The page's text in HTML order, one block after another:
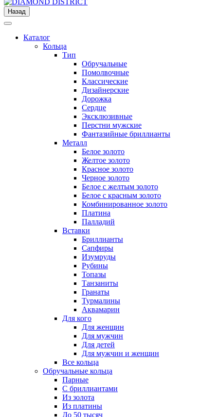
Назад
Каталог
Кольца
Тип
Обручальные
Помолвочные
Классические
Дизайнерские
Дорожка
Сердце
Эксклюзивные
Перстни мужские
Фантазийные бриллианты
Металл
Белое золото
Желтое золото
Красное золото
Черное золото
Белое с желтым золото
Белое с красным золото
Комбинированное золото
Платина
Палладий
Вставки
Бриллианты
Сапфиры
Изумруды
Рубины
Топазы
Танзаниты
Гранаты
Турмалины
Аквамарин
Для кого
Для женщин
Для мужчин
Для детей
Для мужчин и женщин
Все кольца
Обручальные кольца
Парные
С бриллиантами
Из золота
Из платины
До 50 тысяч